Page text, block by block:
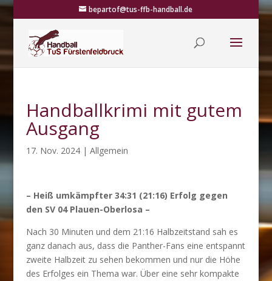
bepartof@tus-ffb-handball.de
Handballkrimi mit gutem
Ausgang
17. Nov. 2024| Allgemein
– Heiß umkämpfter 34:31 (21:16) Erfolg gegen
den SV 04 Plauen-Oberlosa –
Nach 30 Minuten und dem 21:16 Halbzeitstand sah es
ganz danach aus, dass die Panther-Fans eine entspannt
zweite Halbzeit zu sehen bekommen und nur die Höhe
des Erfolges ein Thema war. Über eine sehr kompakte